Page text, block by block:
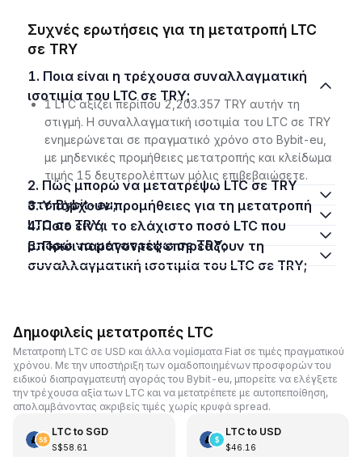
Συχνές ερωτήσεις για τη μετατροπή LTC
σε TRY
1. Ποια είναι η τρέχουσα συναλλαγματική
ισοτιμία του LTC σε TRY;
1 LTC αξίζει περίπου 2,203.357 TRY αυτήν τη
στιγμή. Η συναλλαγματική ισοτιμία του LTC σε TRY
ενημερώνεται σε πραγματικό χρόνο στο Bybit-eu,
με μηδενικές προμήθειες μετατροπής και κλείδωμα
τιμής 15 δευτερολέπτων μόλις επιβεβαιώσετε.
2. Πώς μπορώ να μετατρέψω LTC σε TRY
στο Bybit-eu;
3. Υπάρχουν προμήθειες για τη μετατροπή
LTC σε TRY;
4. Ποιο είναι το ελάχιστο ποσό LTC που
μπορώ να μετατρέψω σε TRY;
5. Ποιοι παράγοντες επηρεάζουν τη
συναλλαγματική ισοτιμία του LTC σε TRY;
Δημοφιλείς μετατροπές LTC
Μετατροπή LTC σε USD και άλλα νομίσματα Fiat σε τιμές πραγματικού
χρόνου. Με την υποστήριξη των ομαδοποιημένων προσφορών του
ειδικού διαπραγματευτή αγοράς του Bybit-eu, μπορείτε να ελέγξετε
την τρέχουσα αξία των LTC και να μετατρέπετε με αυτοπεποίθηση,
απολαμβάνοντας ακριβείς τιμές χωρίς κρυφά spread.
LTCto SGD
S$58.61
LTCto USD
$46.16